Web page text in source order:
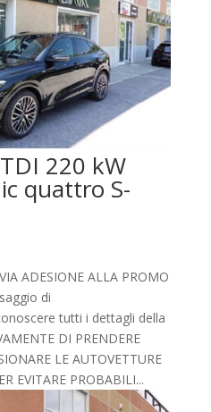
220 kW
quattro S-
ADESIONE ALLA PROMO
di
tutti i dettagli della
DI PRENDERE
LE AUTOVETTURE
EVITARE PROBABILI...